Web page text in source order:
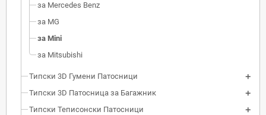
за Mercedes Benz
за MG
за Mini
за Mitsubishi
Типски 3D Гумени Патосници
Типски 3D Патосница за Багажник
Типски Теписонски Патосници